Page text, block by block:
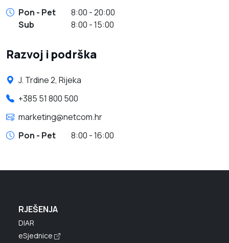
Pon - Pet
8:00 - 20:00
Sub
8:00 - 15:00
Razvoj i podrška
J. Trdine 2, Rijeka
+385 51 800 500
marketing@netcom.hr
Pon - Pet
8:00 - 16:00
RJEŠENJA
DIAR
eSjednice